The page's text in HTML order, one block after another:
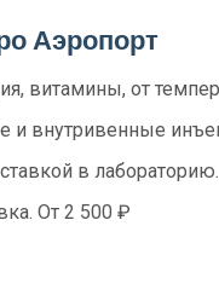
Аэропорт
витамины, от
внутривенные
в
От 2 500 ₽